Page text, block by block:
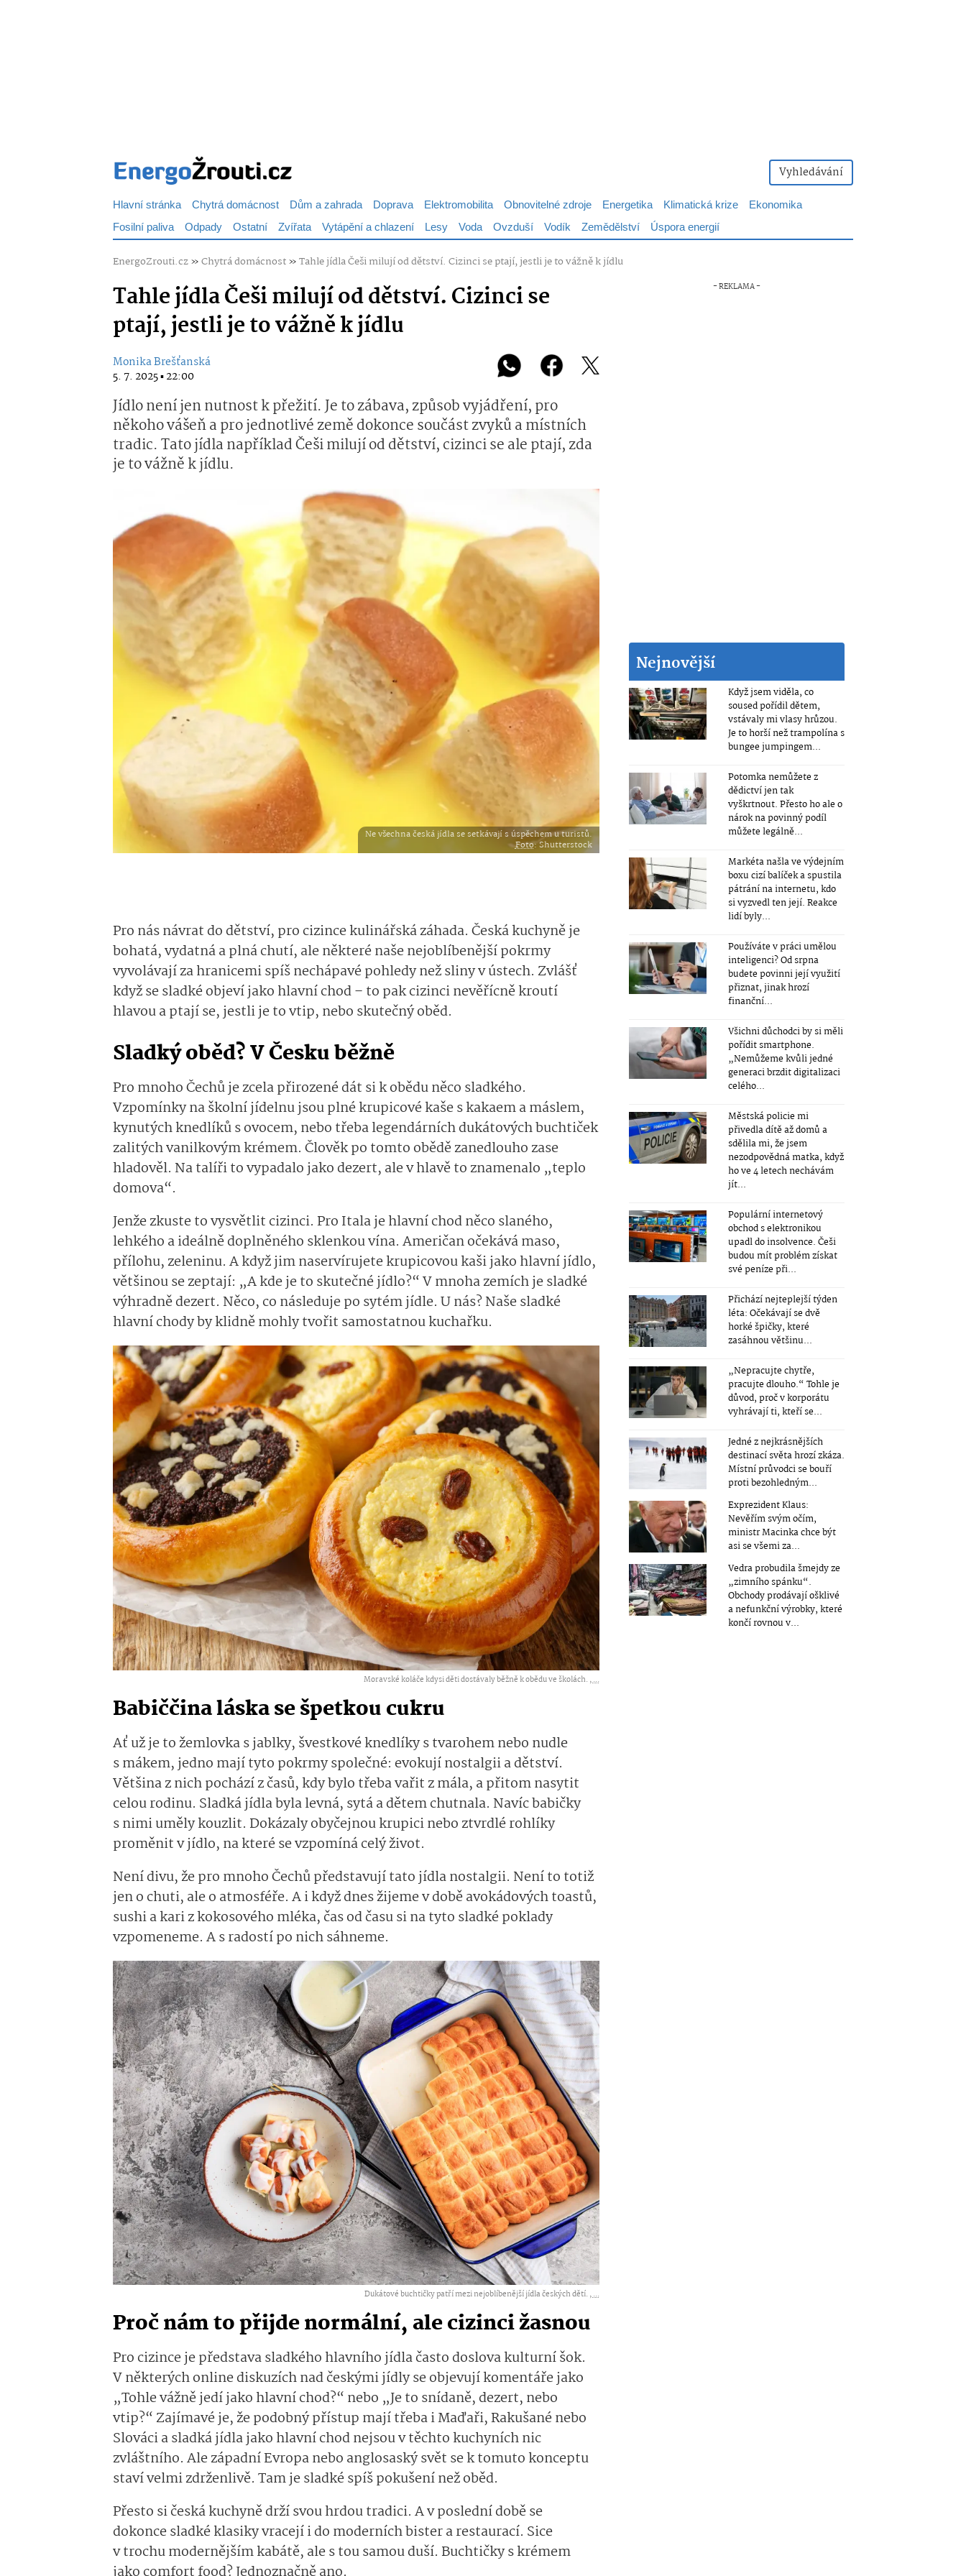
Vyhledávání
Hlavní stránka Chytrá domácnost Dům a zahrada Doprava Elektromobilita Obnovitelné zdroje Energetika Klimatická krize
Ekonomika
Fosilní paliva Odpady Ostatní Zvířata Vytápění a chlazení Lesy Voda Ovzduší Vodík Zemědělství Úspora energií
EnergoZrouti.cz»Chytrá domácnost»Tahle jídla Češi milují od dětství. Cizinci se ptají, jestli je to vážně k jídlu
Tahle jídla Češi milují od dětství. Cizinci se
ptají, jestli je to vážně k jídlu
Monika Brešťanská
5. 7. 2025 ▪ 22:00
Jídlo není jen nutnost k přežití. Je to zábava, způsob vyjádření, pro
někoho vášeň a pro jednotlivé země dokonce součást zvyků a místních
tradic. Tato jídla například Češi milují od dětství, cizinci se ale ptají, zda
je to vážně k jídlu.
Ne všechna česká jídla se setkávají s úspěchem u turistů.
Foto: Shutterstock
Pro nás návrat do dětství, pro cizince kulinářská záhada. Česká kuchyně je
bohatá, vydatná a plná chutí, ale některé naše nejoblíbenější pokrmy
vyvolávají za hranicemi spíš nechápavé pohledy než sliny v ústech. Zvlášť
když se sladké objeví jako hlavní chod – to pak cizinci nevěřícně kroutí
hlavou a ptají se, jestli je to vtip, nebo skutečný oběd.
Sladký oběd? V Česku běžně
Pro mnoho Čechů je zcela přirozené dát si k obědu něco sladkého.
Vzpomínky na školní jídelnu jsou plné krupicové kaše s kakaem a máslem,
kynutých knedlíků s ovocem, nebo třeba legendárních dukátových buchtiček
zalitých vanilkovým krémem. Člověk po tomto obědě zanedlouho zase
hladověl. Na talíři to vypadalo jako dezert, ale v hlavě to znamenalo „teplo
domova“.
Jenže zkuste to vysvětlit cizinci. Pro Itala je hlavní chod něco slaného,
lehkého a ideálně doplněného sklenkou vína. Američan očekává maso,
přílohu, zeleninu. A když jim naservírujete krupicovou kaši jako hlavní jídlo,
většinou se zeptají: „A kde je to skutečné jídlo?“ V mnoha zemích je sladké
výhradně dezert. Něco, co následuje po sytém jídle. U nás? Naše sladké
hlavní chody by klidně mohly tvořit samostatnou kuchařku.
Moravské koláče kdysi děti dostávaly běžně k obědu ve školách. ,...
Babiččina láska se špetkou cukru
Ať už je to žemlovka s jablky, švestkové knedlíky s tvarohem nebo nudle
s mákem, jedno mají tyto pokrmy společné: evokují nostalgii a dětství.
Většina z nich pochází z časů, kdy bylo třeba vařit z mála, a přitom nasytit
celou rodinu. Sladká jídla byla levná, sytá a dětem chutnala. Navíc babičky
s nimi uměly kouzlit. Dokázaly obyčejnou krupici nebo ztvrdlé rohlíky
proměnit v jídlo, na které se vzpomíná celý život.
Není divu, že pro mnoho Čechů představují tato jídla nostalgii. Není to totiž
jen o chuti, ale o atmosféře. A i když dnes žijeme v době avokádových toastů,
sushi a kari z kokosového mléka, čas od času si na tyto sladké poklady
vzpomeneme. A s radostí po nich sáhneme.
Dukátové buchtičky patří mezi nejoblíbenější jídla českých dětí. ,...
Proč nám to přijde normální, ale cizinci žasnou
Pro cizince je představa sladkého hlavního jídla často doslova kulturní šok.
V některých online diskuzích nad českými jídly se objevují komentáře jako
„Tohle vážně jedí jako hlavní chod?“ nebo „Je to snídaně, dezert, nebo
vtip?“ Zajímavé je, že podobný přístup mají třeba i Maďaři, Rakušané nebo
Slováci a sladká jídla jako hlavní chod nejsou v těchto kuchyních nic
zvláštního. Ale západní Evropa nebo anglosaský svět se k tomuto konceptu
staví velmi zdrženlivě. Tam je sladké spíš pokušení než oběd.
Přesto si česká kuchyně drží svou hrdou tradici. A v poslední době se
dokonce sladké klasiky vracejí i do moderních bister a restaurací. Sice
v trochu modernějším kabátě, ale s tou samou duší. Buchtičky s krémem
Nejnovější
Když jsem viděla, co
soused pořídil dětem,
vstávaly mi vlasy hrůzou.
Je to horší než trampolína s
bungee jumpingem...
Potomka nemůžete z
dědictví jen tak
vyškrtnout. Přesto ho ale o
nárok na povinný podíl
můžete legálně...
Markéta našla ve výdejním
boxu cizí balíček a spustila
pátrání na internetu, kdo
si vyzvedl ten její. Reakce
lidí byly...
Používáte v práci umělou
inteligenci? Od srpna
budete povinni její využití
přiznat, jinak hrozí
finanční...
Všichni důchodci by si měli
pořídit smartphone.
„Nemůžeme kvůli jedné
generaci brzdit digitalizaci
celého...
Městská policie mi
přivedla dítě až domů a
sdělila mi, že jsem
nezodpovědná matka, když
ho ve 4 letech nechávám
jít...
Populární internetový
obchod s elektronikou
upadl do insolvence. Češi
budou mít problém získat
své peníze při...
Přichází nejteplejší týden
léta: Očekávají se dvě
horké špičky, které
zasáhnou většinu...
„Nepracujte chytře,
pracujte dlouho.“ Tohle je
důvod, proč v korporátu
vyhrávají ti, kteří se...
Jedné z nejkrásnějších
destinací světa hrozí zkáza.
Místní průvodci se bouří
proti bezohledným...
Exprezident Klaus:
Nevěřím svým očím,
ministr Macinka chce být
asi se všemi za...
Vedra probudila šmejdy ze
„zimního spánku“.
Obchody prodávají ošklivé
a nefunkční výrobky, které
končí rovnou v...